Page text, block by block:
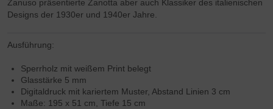
Zanuso präsentierte Zanotta aber auch Klassiker des italienischen
Designs der 1930er und 1940er Jahre.
Ausführung:
Sperrholz mit weißem Print belegt
Glasstärke 5 mm
Digitaldruck mit kariertem Muster, Abstand Linien 3 cm
Maße: 195 x 51 cm, Tiefe 15 cm